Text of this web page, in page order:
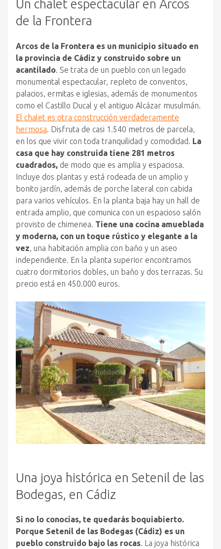
Un chalet espectacular en Arcos
de la Frontera
Arcos de la Frontera es un municipio situado en
la provincia de Cádiz y construido sobre un
acantilado. Se trata de un pueblo con un legado
monumental espectacular, repleto de conventos,
palacios, ermitas e iglesias, además de monumentos
como el Castillo Ducal y el antiguo Alcázar musulmán.
El chalet es otra construcción verdaderamente
hermosa. Disfruta de casi 1.540 metros de parcela,
en los que vivir con toda tranquilidad y comodidad. La
casa que hay construida tiene 281 metros
cuadrados, de modo que es amplia y espaciosa.
Incluye dos plantas y está rodeada de un amplio y
bonito jardín, además de porche lateral con cabida
para varios vehículos. En la planta baja hay un hall de
entrada amplio, que comunica con un espacioso salón
provisto de chimenea. Tiene una cocina amueblada
y moderna, con un toque rústico y elegante a la
vez, una habitación amplia con baño y un aseo
independiente. En la planta superior encontramos
cuatro dormitorios dobles, un baño y dos terrazas. Su
precio está en 450.000 euros.
Una joya histórica en Setenil de las
Bodegas, en Cádiz
Si no lo conocías, te quedarás boquiabierto.
Porque Setenil de las Bodegas (Cádiz) es un
pueblo construido bajo las rocas. La joya histórica